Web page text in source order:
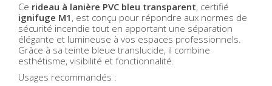
Ce rideau à lanière PVC bleu transparent, certifié
ignifuge M1 , est conçu pour répondre aux normes de
sécurité incendie tout en apportant une séparation
élégante et lumineuse à vos espaces professionnels.
Grâce à sa teinte bleue translucide, il combine
esthétisme, visibilité et fonctionnalité.
Usages recommandés :